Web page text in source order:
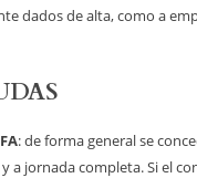
dados de alta, como a
: de forma general se
a jornada completa. Si el